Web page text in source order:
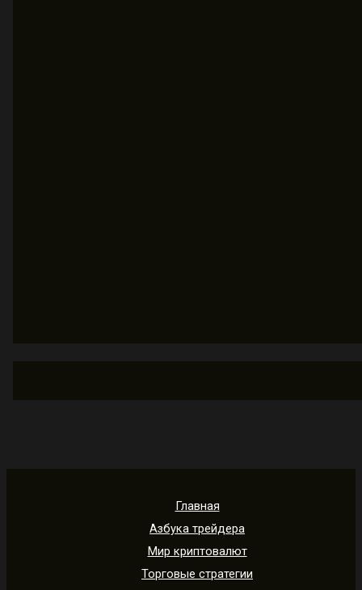
Главная
Азбука трейдера
Мир криптовалют
Торговые стратегии